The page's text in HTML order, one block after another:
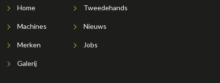
Home
Machines
Merken
Galerij
Tweedehands
Nieuws
Jobs